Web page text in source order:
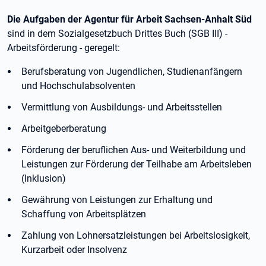
Die Aufgaben der Agentur für Arbeit Sachsen-Anhalt Süd
sind in dem Sozialgesetzbuch Drittes Buch (SGB III) -
Arbeitsförderung - geregelt:
Berufsberatung von Jugendlichen, Studienanfängern
und Hochschulabsolventen
Vermittlung von Ausbildungs- und Arbeitsstellen
Arbeitgeberberatung
Förderung der beruflichen Aus- und Weiterbildung und
Leistungen zur Förderung der Teilhabe am Arbeitsleben
(Inklusion)
Gewährung von Leistungen zur Erhaltung und
Schaffung von Arbeitsplätzen
Zahlung von Lohnersatzleistungen bei Arbeitslosigkeit,
Kurzarbeit oder Insolvenz